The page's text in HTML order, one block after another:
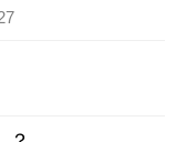
2年，買家印花稅